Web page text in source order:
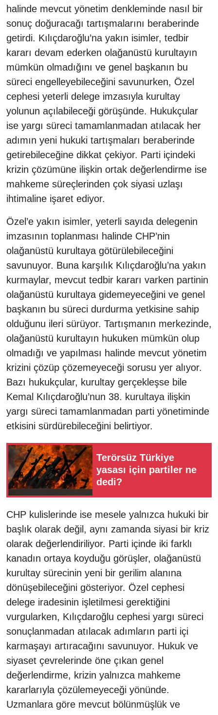
halinde mevcut yönetim denkleminde nasıl bir
sonuç doğuracağı tartışmalarını beraberinde
getirdi. Kılıçdaroğlu’na yakın isimler, tedbir
kararı devam ederken olağanüstü kurultayın
mümkün olmadığını ve genel başkanın bu
süreci engelleyebileceğini savunurken, Özel
cephesi yeterli delege imzasıyla kurultay
yolunun açılabileceği görüşünde. Hukukçular
ise yargı süreci tamamlanmadan atılacak her
adımın yeni hukuki tartışmaları beraberinde
getirebileceğine dikkat çekiyor. Parti içindeki
krizin çözümüne ilişkin ortak değerlendirme ise
mahkeme süreçlerinden çok siyasi uzlaşı
ihtimaline işaret ediyor.
Özel’e yakın isimler, yeterli sayıda delegenin
imzasının toplanması halinde CHP’nin
olağanüstü kurultaya götürülebileceğini
savunuyor. Buna karşılık Kılıçdaroğlu’na yakın
kurmaylar, mevcut tedbir kararı varken partinin
olağanüstü kurultaya gidemeyeceğini ve genel
başkanın bu süreci durdurma yetkisine sahip
olduğunu ileri sürüyor. Tartışmanın merkezinde,
olağanüstü kurultayın hukuken mümkün olup
olmadığı ve yapılması halinde mevcut yönetim
krizini çözüp çözemeyeceği sorusu yer alıyor.
Bazı hukukçular, kurultay gerçekleşse bile
Kemal Kılıçdaroğlu’nun 38. kurultaya ilişkin
yargı süreci tamamlanmadan parti yönetiminde
etkisini sürdürebileceğini belirtiyor.
Terörsüz Türkiye
yasası için partiler ne
dedi?
CHP kulislerinde ise mesele yalnızca hukuki bir
başlık olarak değil, aynı zamanda siyasi bir kriz
olarak değerlendiriliyor. Parti içinde iki farklı
kanadın ortaya koyduğu görüşler, olağanüstü
kurultay sürecinin yeni bir gerilim alanına
dönüşebileceğini gösteriyor. Özel cephesi
delege iradesinin işletilmesi gerektiğini
vurgularken, Kılıçdaroğlu cephesi yargı süreci
sonuçlanmadan atılacak adımların parti içi
karmaşayı artıracağını savunuyor. Hukuk ve
siyaset çevrelerinde öne çıkan genel
değerlendirme, krizin yalnızca mahkeme
kararlarıyla çözülemeyeceği yönünde.
Uzmanlara göre mevcut bölünmüşlük ve